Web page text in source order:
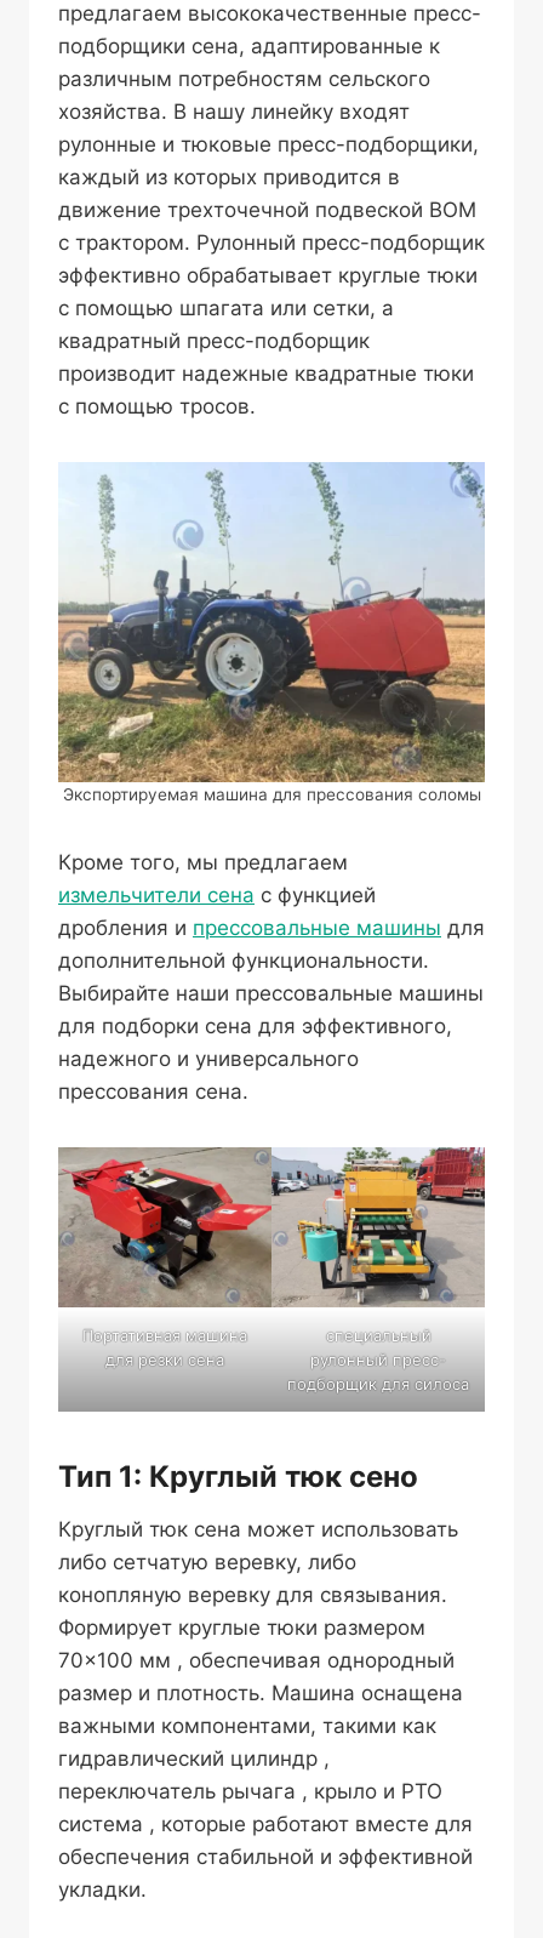
предлагаем высококачественные пресс-
подборщики сена, адаптированные к
различным потребностям сельского
хозяйства. В нашу линейку входят
рулонные и тюковые пресс-подборщики,
каждый из которых приводится в
движение трехточечной подвеской ВОМ
с трактором. Рулонный пресс-подборщик
эффективно обрабатывает круглые тюки
с помощью шпагата или сетки, а
квадратный пресс-подборщик
производит надежные квадратные тюки
с помощью тросов.
Экспортируемая машина для прессования соломы
Кроме того, мы предлагаем
измельчители сена с функцией
дробления и прессовальные машины для
дополнительной функциональности.
Выбирайте наши прессовальные машины
для подборки сена для эффективного,
надежного и универсального
прессования сена.
Портативная машина
для резки сена
специальный
рулонный пресс-
подборщик для силоса
Тип 1: Круглый тюк сено
Круглый тюк сена может использовать
либо сетчатую веревку, либо
конопляную веревку для связывания.
Формирует круглые тюки размером
70×100 мм , обеспечивая однородный
размер и плотность. Машина оснащена
важными компонентами, такими как
гидравлический цилиндр ,
переключатель рычага , крыло и PTO
система , которые работают вместе для
обеспечения стабильной и эффективной
укладки.